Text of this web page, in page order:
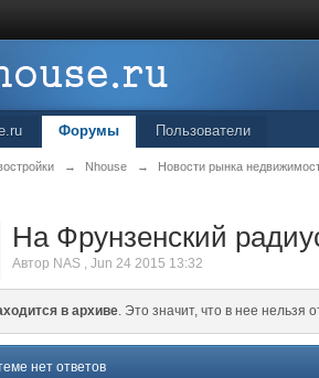
Форумы Пользователи
→ Nhouse → Новости рынка
На Фрунзенский
Автор NAS ,Jun 24 2015 13:32
в архиве. Это значит, что в нее нельзя
нет ответов